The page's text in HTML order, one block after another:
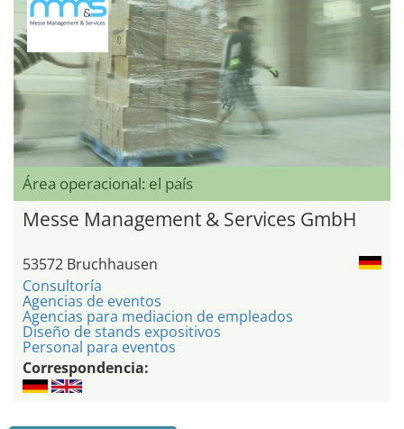
Área operacional: el país
Messe Management & Services GmbH
53572 Bruchhausen
Consultoría
Agencias de eventos
Agencias para mediacion de empleados
Diseño de stands expositivos
Personal para eventos
Correspondencia: